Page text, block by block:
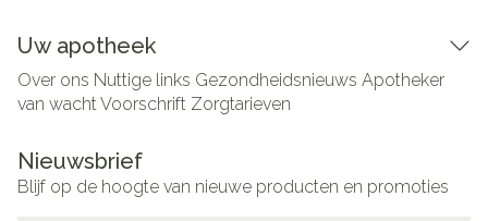
Uw apotheek
Over ons Nuttige links Gezondheidsnieuws Apotheker
van wachtVoorschrift Zorgtarieven
Nieuwsbrief
Blijf op de hoogte van nieuwe producten en promoties